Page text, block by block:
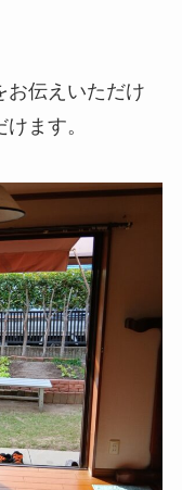
伝えいただけ
ます。